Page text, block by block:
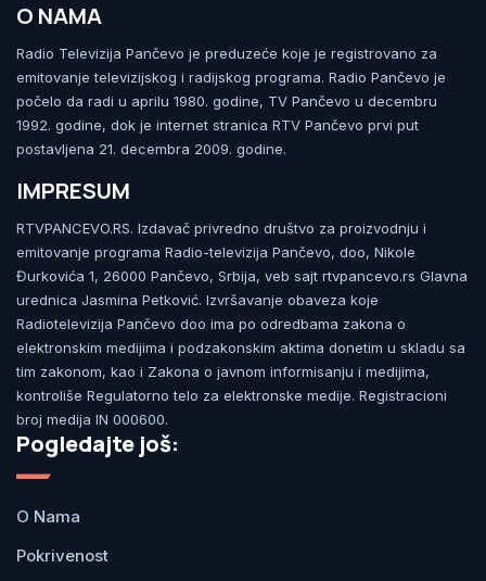
O NAMA
Radio Televizija Pančevo je preduzeće koje je registrovano za
emitovanje televizijskog i radijskog programa. Radio Pančevo je
počelo da radi u aprilu 1980. godine, TV Pančevo u decembru
1992. godine, dok je internet stranica RTV Pančevo prvi put
postavljena 21. decembra 2009. godine.
IMPRESUM
RTVPANCEVO.RS. Izdavač privredno društvo za proizvodnju i
emitovanje programa Radio-televizija Pančevo, doo, Nikole
Đurkovića 1, 26000 Pančevo, Srbija, veb sajt rtvpancevo.rs Glavna
urednica Jasmina Petković. Izvršavanje obaveza koje
Radiotelevizija Pančevo doo ima po odredbama zakona o
elektronskim medijima i podzakonskim aktima donetim u skladu sa
tim zakonom, kao i Zakona o javnom informisanju i medijima,
kontroliše Regulatorno telo za elektronske medije. Registracioni
broj medija IN 000600.
Pogledajte još:
O Nama
Pokrivenost